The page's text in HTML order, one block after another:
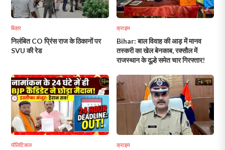
बिहार
निलंबित CO प्रिंस राज के ठिकानों पर
SVU की रेड
क्राइम
Bihar: बाल विवाह की आड़ में मानव
तस्करी का खेल बेनकाब, रक्सौल में
राजस्थान के दूल्हे समेत चार गिरफ्तार!
पॉलिटिकल क्राइम